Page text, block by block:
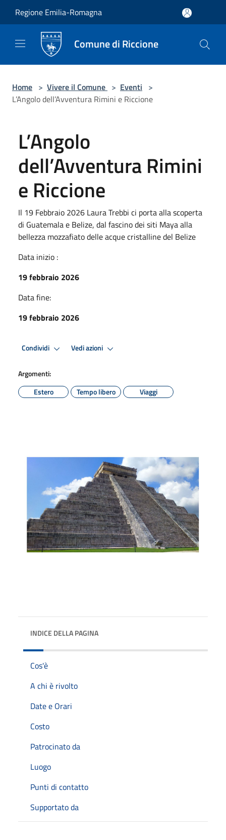
Regione Emilia-Romagna
Comune di Riccione
Home > Vivere il Comune > Eventi >
L’Angolo dell’Avventura Rimini e Riccione
L’Angolo
dell’Avventura Rimini
e Riccione
Il 19 Febbraio 2026 Laura Trebbi ci porta alla scoperta
di Guatemala e Belize, dal fascino dei siti Maya alla
bellezza mozzafiato delle acque cristalline del Belize
Data inizio :
19 febbraio 2026
Data fine:
19 febbraio 2026
Condividi Vedi azioni
Argomenti:
Estero
Tempo libero Viaggi
INDICE DELLA PAGINA
Cos'è
A chi è rivolto
Date e Orari
Costo
Patrocinato da
Luogo
Punti di contatto
Supportato da